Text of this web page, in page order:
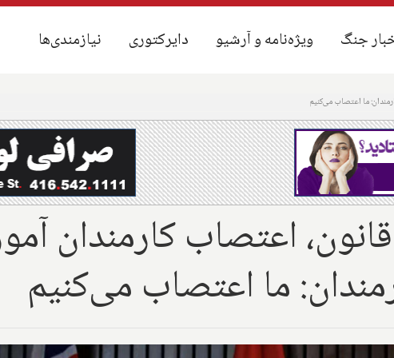
ما اعتصاب می‌کنیم
نیازمندی‌ها دایرکتوری ویژه‌نامه و آرشیو جنگ نیازمندی‌ها دایرکتوری ویژه‌نامه و آرشیو جنگ
قانون، اعتصاب کارمندان
ما اعتصاب می‌کنیم